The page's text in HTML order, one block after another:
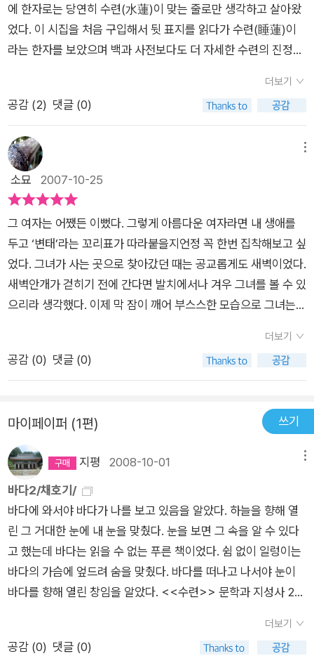
에 한자로는 당연히 수련(水蓮)이 맞는 줄로만 생각하고 살아왔
었다. 이 시집을 처음 구입해서 뒷 표지를 읽다가 수련(睡蓮)이
라는 한자를 보았으며 백과 사전보다도 더 자세한 수련의 진정한
의미가 무어냐고 물었더니만 '홍련과 백련 등 모든 수련은 정오쯤
피었다가 저녁 때 오므라들기를 사·나흘간 되풀이 하는 까닭으로
수련이다.'라고 했다. 왜 난 몰랐던걸까?다른 일을 하다가도 가끔
펼쳐보는 것이 개인적인 시집 읽기의 방법이다.이 시집의 시들을
음미 하노라면 결코 백과사전 못지 않은 수련을 느낄 수 있는데...
안타깝게도 이 시집과 함께 하는 동안 살아 있는 수련을 볼 수 없
찾아 오면 어떤 하루를 물가에서 보내고 싶다. 그날은 다른 무엇
보다도 시인과 한 마음이 되고 싶다.인상파의 창시자인 끌로드 모
네(Claude Monet)는 수련으로 유명하다. 나는 시인의 작품과
끌로드 모네의 작품들을 연상하며 근 50일 동안 자주는 아니지
만 생각날 때마다 채호기 시인의 '수련'을 읽었다. 몇 페이지 되지
않지만 원래 시집이라는 것이 그렇게 소설 읽듯이 단방에 마쳐지
는 것도 아닐 뿐더러... 앞으로도 또 펼쳐보게 될 그런 책이 아닐
안개 낀 새벽에 수련의 저 흰 빛은 수련이 아니다. 누가 공기의 흰
빛과 수련의 흰 빛을 구분할 수 있겠는가? 부풀어오르며 대기를
가득 채우는 수련, 공기처럼 형태도 없이 구석구석 끝도 없이 희
게 빛나는 수련이여! 안개 낀 새벽에 공기는 수련처럼 희게 빛나
다가 물처럼 푸른 두께로 출렁인다. 수련은 창틀 없는 유리처럼
푸른 깊이의 메아리. 물이 저 밑바닥의 내면으로부터 물풀을 흔드
는 물고기 헤엄치는 혀로 푸드덕 말을 할 때 솟아오르는 커다란
공기 구릉―수면을 깨뜨리는 흰 포말 흰 파편은 수련, 물-말이 깨
어져 날카롭게 빛나는 흰 수련! 수련 주위의 보이지 않는 저 공기
는 수련의 생각들이다. 우리가 글자를 읽어나갈 때 우리 주위에서
태어나는 생각의 파동들처럼수련 2흰 주름치마 오므린 치마 말
기에서 서서히육감적으로 부풀어 올랐다 다시치마단으로 가면서
더보기
공감 (2) 댓글 (0)
소묘 2007-10-25
그 여자는 어쨌든 이뻤다. 그렇게 아름다운 여자라면 내 생애를
두고 ‘변태’라는 꼬리표가 따라붙을지언정 꼭 한번 집착해보고 싶
었다. 그녀가 사는 곳으로 찾아갔던 때는 공교롭게도 새벽이었다.
새벽안개가 걷히기 전에 간다면 발치에서나 겨우 그녀를 볼 수 있
으리라 생각했다. 이제 막 잠이 깨어 부스스한 모습으로 그녀는
럽게 만들며 구름에 가려진 아침 해, 심지어 내 소심함을 가려줄
줄 알았던 새벽안개마저 그녀의 몸에 달라붙어 반짝거리고 있었
정말로 내 목적을 달성한 것이었다. 그녀의 실체는 ‘관능’이었다.
도톰한 입술과 촉촉이 젖어 더 빛나는 피부에 사로잡혀 내가 혼몽
을 거듭하고 있을 때, 그 여자는 조용히 자신의 이름을 알려 주었
다. 그녀가 말해준 발음을 내가 제대로 알아먹었을지 어떨지는 그
당시의 내 정신 상태로 봐선 확신할 수 없어서 독자여러분께는 미
안하다. 다만 그럭저럭 내가 알아먹은 대로 말하자면, 그녀의 이
름은 ‘시’라고 했다. 수줍게 웃듯이 살짝, 입술을 오므렸다 벌린
짧은 순간에 정말로 어울릴 법한 이름이 아닌가. 이름이 특이하긴
하지만 당신에겐 정말 어울린다고 말하려는 순간, 그 여자의 몸에
선 소리가 들렸다. 그것은 다름 아닌 온갖 ‘말’들이었다. 처음에
어슬렁거리는 안개들, 여린 금실 같은 햇빛 줄기, 바람에게 건네
는 말이라도 되는 것 같았다. 그렇게 한참 그녀의 ‘몸’을 ‘듣고’ 있
더보기
공감 (0) 댓글 (0)
마이페이퍼 (1편) 쓰기
지평 2008-10-01
바다2/채호기/
바다에 와서야 바다가 나를 보고 있음을 알았다. 하늘을 향해 열
린 그 거대한 눈에 내 눈을 맞췄다. 눈을 보면 그 속을 알 수 있다
고 했는데 바다는 읽을 수 없는 푸른 책이었다. 쉼 없이 일렁이는
바다의 가슴에 엎드려 숨을 맞췄다. 바다를 떠나고 나서야 눈이
바다를 향해 열린 창임을 알았다. <<수련>> 문학과 지성사 20
를 보고 있음'을 비로소 알게될지라도... 내가 바다를 바라보는 것
이 아니라 바다가 나를 바라보는 일. 바다와 나와의 경계가 無化
더보기
공감 (0) 댓글 (0)